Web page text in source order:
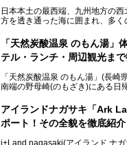
そこで今回は、ニフティ温泉ライ
験。天然温泉・サウナ・水風呂・
介します！
日本本土の最西端、九州地方の
方を透き通った海に囲まれ、多く
しい景観の宝庫です。
長崎県にあるスーパー銭湯にも
に楽しめる施設がいくつも見られ
ましょう。
「天然炭酸温泉 のもん湯」
テル・ランチ・周辺観光まで
「天然炭酸温泉 のもん湯」(長崎
南端の野母崎(のもざき)にある日
多くの温泉ファンに親しまれてい
今回は、地元九州在住のニフティ
アイランドナガサキ「Ark
ポート！その全貌を徹底紹介
i+Land nagasaki(アイランド ナ